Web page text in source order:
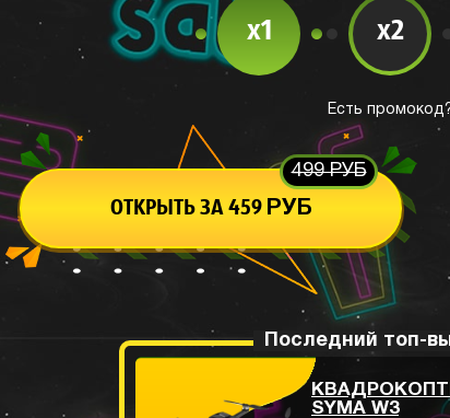
x1 x2
Есть
ОТКРЫТЬ ЗА
499 РУБ
459 РУБ
Последний топ-
SYMA W3